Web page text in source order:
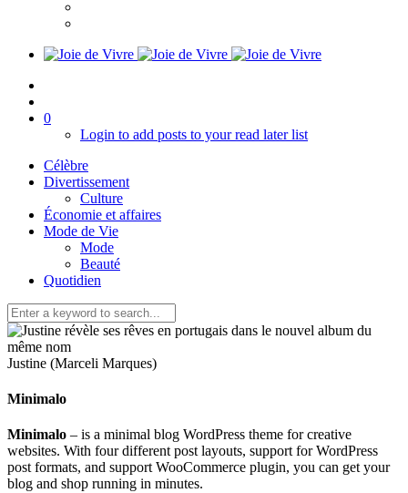
0
Login to add posts to your read later list
Célèbre
Divertissement
Culture
Économie et affaires
Mode de Vie
Mode
Beauté
Quotidien
Justine (Marceli Marques)
Minimalo
Minimalo – is a minimal blog WordPress theme for creative
websites. With four different post layouts, support for WordPress
post formats, and support WooCommerce plugin, you can get your
blog and shop running in minutes.